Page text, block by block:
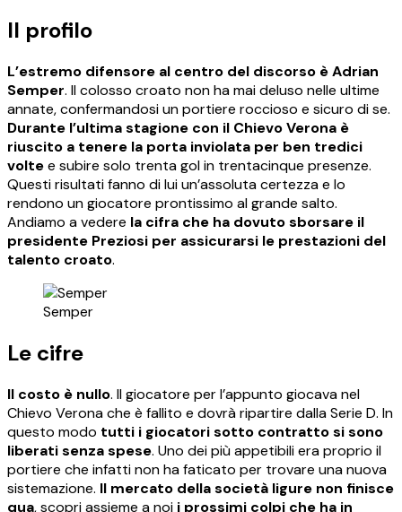
Il profilo
L’estremo difensore al centro del discorso è Adrian
Semper. Il colosso croato non ha mai deluso nelle ultime
annate, confermandosi un portiere roccioso e sicuro di se.
Durante l’ultima stagione con il Chievo Verona è
riuscito a tenere la porta inviolata per ben tredici
voltee subire solo trenta gol in trentacinque presenze.
Questi risultati fanno di lui un’assoluta certezza e lo
rendono un giocatore prontissimo al grande salto.
Andiamo a vedere la cifra che ha dovuto sborsare il
presidente Preziosi per assicurarsi le prestazioni del
talento croato.
Semper
Le cifre
Il costo è nullo. Il giocatore per l’appunto giocava nel
Chievo Verona che è fallito e dovrà ripartire dalla Serie D. In
questo modo tutti i giocatori sotto contratto si sono
liberati senza spese. Uno dei più appetibili era proprio il
portiere che infatti non ha faticato per trovare una nuova
sistemazione. Il mercato della società ligure non finisce
qua, scopri assieme a noi i prossimi colpi che ha in